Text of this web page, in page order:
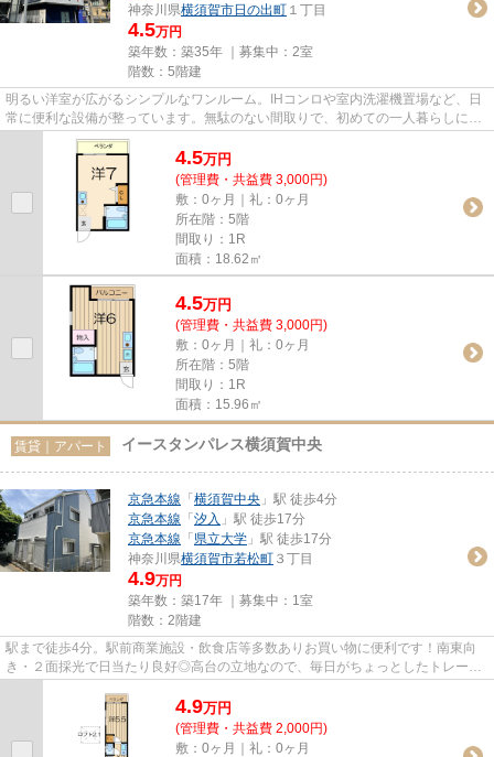
神奈川県横須賀市日の出町 １丁目
4.5万円
築年数：築35年 ｜募集中： 2室
階数：5階建
明るい洋室が広がるシンプルなワンルーム。IHコンロや室内洗濯機置場など、日
常に便利な設備が整っています。無駄のない間取りで、初めての一人暮らしにも
使いやすいお部屋です。
4.5万円
(管理費・共益費 3,000円)
敷：0ヶ月｜礼：0ヶ月
所在階：5階
間取り：1R
面積：18.62㎡
4.5万円
(管理費・共益費 3,000円)
敷：0ヶ月｜礼：0ヶ月
所在階：5階
間取り：1R
面積：15.96㎡
賃貸｜アパート イースタンパレス横須賀中央
京急本線 「 横須賀中央 」駅 徒歩4分
京急本線 「 汐入 」駅 徒歩17分
京急本線 「 県立大学 」駅 徒歩17分
神奈川県横須賀市若松町 ３丁目
4.9万円
築年数：築17年 ｜募集中： 1室
階数：2階建
駅まで徒歩4分。駅前商業施設・飲食店等多数ありお買い物に便利です！南東向
き・２面採光で日当たり良好◎高台の立地なので、毎日がちょっとしたトレーニ
4.9万円
(管理費・共益費 2,000円)
敷：0ヶ月｜礼：0ヶ月